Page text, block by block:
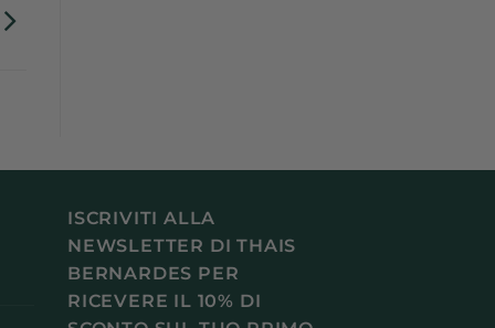
ISCRIVITI ALLA
NEWSLETTER DI THAIS
BERNARDES PER
RICEVERE IL 10% DI